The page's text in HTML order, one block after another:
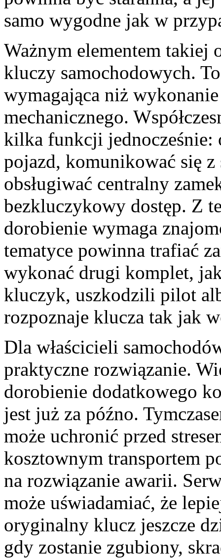
samo wygodne jak w
Ważnym elementem takiej
kluczy samochodowych.
wymagająca niż
mechanicznego.
kilka funkcji jednocześnie:
pojazd, komunikować się
obsługiwać centralny
bezkluczykowy dostęp. Z
dorobienie wymaga
tematyce powinna trafiać
wykonać drugi komplet,
kluczyk, uszkodzili pilot
rozpoznaje klucza tak jak
Dla właścicieli
praktyczne rozwiązanie.
dorobienie dodatkowego
jest już za późno.
może uchronić przed
kosztownym transportem
na rozwiązanie awarii.
może uświadamiać, że
oryginalny klucz jeszcze
gdy zostanie zgubiony,